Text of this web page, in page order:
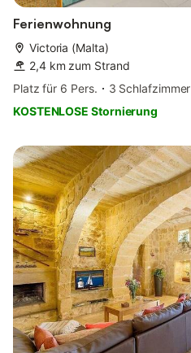
Ferienwohnung
Victoria (Malta)
2,4 km zum Strand
Platz für 6 Pers.
3 Schlafzimmer
KOSTENLOSE Stornierung